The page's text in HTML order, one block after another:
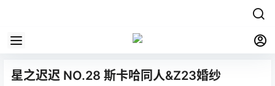
星之迟迟 NO.28 斯卡哈同人&Z23婚纱